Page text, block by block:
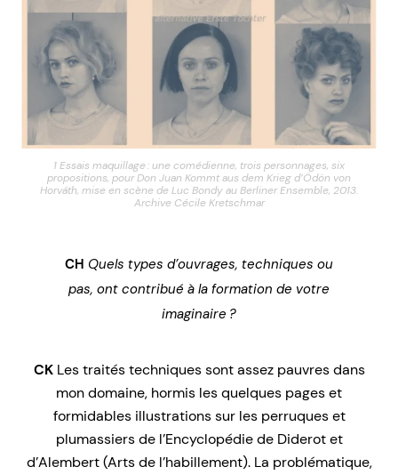
1 Essais maquillage : une comédienne, trois personnages, six
propositions, pour Don Juan Kommt aus dem Krieg d’Ödön von
Horváth, mise en scène de Luc Bondy au Berliner Ensemble, 2013.
Archive Cécile Kretschmar
CH Quels types d’ouvrages, techniques ou
pas, ont contribué à la formation de votre
imaginaire ?
CKLes traités techniques sont assez pauvres dans
mon domaine, hormis les quelques pages et
formidables illustrations sur les perruques et
plumassiers de l’Encyclopédiede Diderot et
d’Alembert (Arts de l’habillement). La problématique,